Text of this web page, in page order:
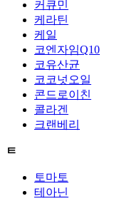
커큐민
케라틴
케일
코엔자임Q10
코유산균
코코넛오일
콘드로이친
콜라겐
크랜베리
ㅌ
토마토
테아닌